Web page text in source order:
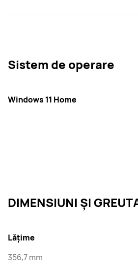
Sistem de operare
Windows 11 Home
DIMENSIUNI ȘI
Lățime
356,7 mm